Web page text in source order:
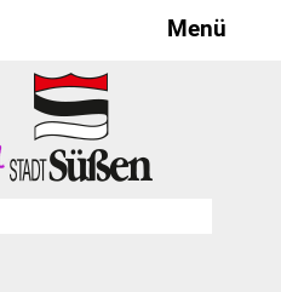
Menü
Stadt & Politik
Bürgermeister